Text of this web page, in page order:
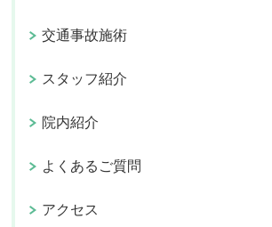
交通事故施術
スタッフ紹介
院内紹介
よくあるご質問
アクセス